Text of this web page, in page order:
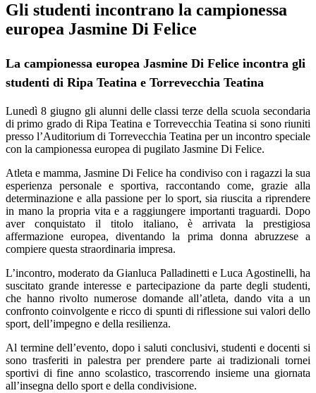
Gli studenti incontrano la campionessa
europea Jasmine Di Felice
La campionessa europea Jasmine Di Felice incontra gli
studenti di Ripa Teatina e Torrevecchia Teatina
Lunedì 8 giugno gli alunni delle classi terze della scuola secondaria
di primo grado di Ripa Teatina e Torrevecchia Teatina si sono riuniti
presso l’Auditorium di Torrevecchia Teatina per un incontro speciale
con la campionessa europea di pugilato Jasmine Di Felice.
Atleta e mamma, Jasmine Di Felice ha condiviso con i ragazzi la sua
esperienza personale e sportiva, raccontando come, grazie alla
determinazione e alla passione per lo sport, sia riuscita a riprendere
in mano la propria vita e a raggiungere importanti traguardi. Dopo
aver conquistato il titolo italiano, è arrivata la prestigiosa
affermazione europea, diventando la prima donna abruzzese a
compiere questa straordinaria impresa.
L’incontro, moderato da Gianluca Palladinetti e Luca Agostinelli, ha
suscitato grande interesse e partecipazione da parte degli studenti,
che hanno rivolto numerose domande all’atleta, dando vita a un
confronto coinvolgente e ricco di spunti di riflessione sui valori dello
sport, dell’impegno e della resilienza.
Al termine dell’evento, dopo i saluti conclusivi, studenti e docenti si
sono trasferiti in palestra per prendere parte ai tradizionali tornei
sportivi di fine anno scolastico, trascorrendo insieme una giornata
all’insegna dello sport e della condivisione.